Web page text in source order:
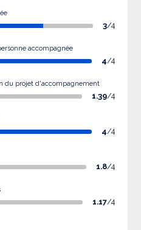
3/4
accompagnée
4/4
du projet d'accompagnement
1.39/4
4/4
1.8/4
1.17/4